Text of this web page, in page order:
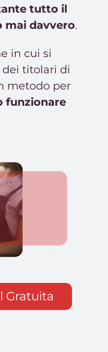
tutto il
mai davvero.
in cui si
titolari di
metodo per
funzionare
Gratuita